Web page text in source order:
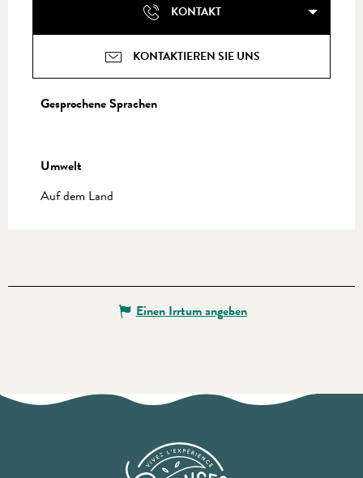
KONTAKT
KONTAKTIEREN SIE UNS
Gesprochene Sprachen
Gesprochene Sprachen
Umwelt
Umwelt
Auf dem Land
Einen Irrtum angeben